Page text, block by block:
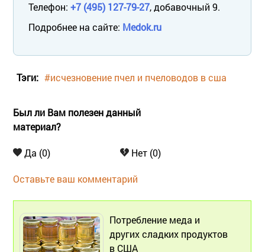
Телефон: +7 (495) 127-79-27, добавочный 9.
Подробнее на сайте: Medok.ru
Тэги: #исчезновение пчел и пчеловодов в сша
Был ли Вам полезен данный
материал?
Да (0) Нет (0)
Оставьте ваш комментарий
Потребление меда и
других сладких продуктов
в США